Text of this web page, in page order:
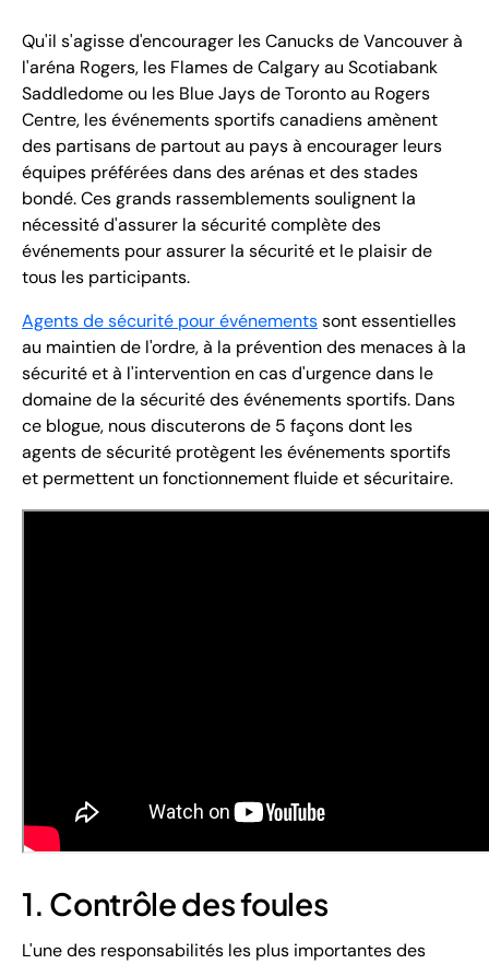
Qu'il s'agisse d'encourager les Canucks de Vancouver à
l'aréna Rogers, les Flames de Calgary au Scotiabank
Saddledome ou les Blue Jays de Toronto au Rogers
Centre, les événements sportifs canadiens amènent
des partisans de partout au pays à encourager leurs
équipes préférées dans des arénas et des stades
bondé. Ces grands rassemblements soulignent la
nécessité d'assurer la sécurité complète des
événements pour assurer la sécurité et le plaisir de
tous les participants.
Agents de sécurité pour événementssont essentielles
au maintien de l'ordre, à la prévention des menaces à la
sécurité et à l'intervention en cas d'urgence dans le
domaine de la sécurité des événements sportifs. Dans
ce blogue, nous discuterons de 5 façons dont les
agents de sécurité protègent les événements sportifs
et permettent un fonctionnement fluide et sécuritaire.
1. Contrôle des foules
L'une des responsabilités les plus importantes des